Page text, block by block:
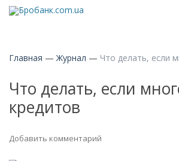
Главная — Журнал — Что делать, если
Что делать, если
кредитов
Добавить комментарий